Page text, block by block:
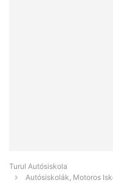
Turul Autósiskola
Autósiskolák, Motoros